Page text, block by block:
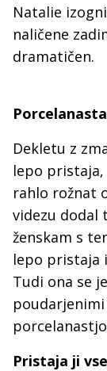
Natalie
naličene
dramatičen.
Dekletu z
lepo pristaja,
rahlo rožnat
videzu dodal
ženskam s
lepo pristaja
Tudi ona se
Pristaja ji